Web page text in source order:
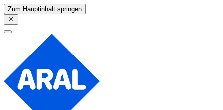
Zum Hauptinhalt springen